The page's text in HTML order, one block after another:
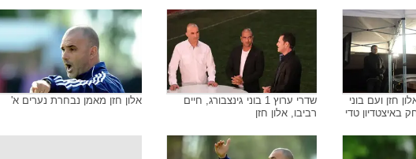
חזן ועם בוני
באיצטדיון טדי
שדרי ערוץ 1 בוני גינצבורג, חיים
רביבו, אלון חזן
אלון חזן מאמן נבחרת נערים א'